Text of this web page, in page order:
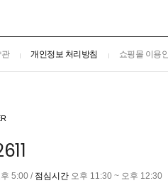
개인정보 처리방침 쇼핑몰 이용
5:00 / 점심시간 오후 11:30 ~ 오후 12:30